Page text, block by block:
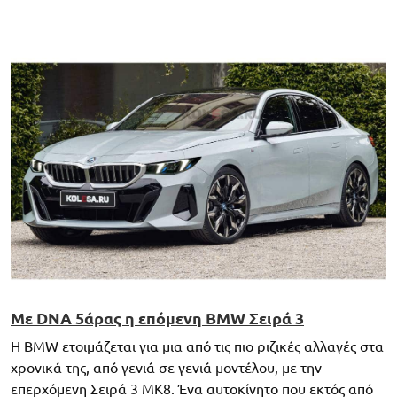
Με DNA 5άρας η επόμενη BMW Σειρά 3
Η BMW ετοιμάζεται για μια από τις πιο ριζικές αλλαγές στα
χρονικά της, από γενιά σε γενιά μοντέλου, με την
επερχόμενη Σειρά 3 MK8. Ένα αυτοκίνητο που εκτός από